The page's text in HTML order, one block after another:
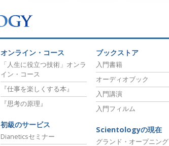
オンライン・コース
「人生に役立つ技術」オンラ
イン・コース
『仕事を楽しくする本』
『思考の原理』
初級のサービス
Dianeticsセミナー
ブックストア
入門書籍
オーディオブック
入門講演
入門フィルム
Scientologyの現在
グランド・オープニング